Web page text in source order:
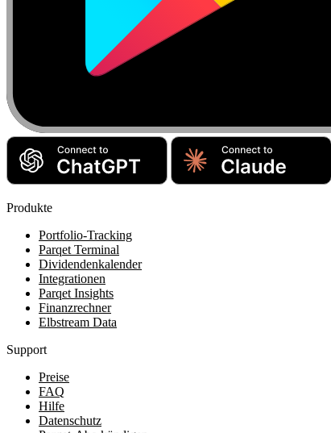
Produkte
Portfolio-Tracking
Parqet Terminal
Dividendenkalender
Integrationen
Parqet Insights
Finanzrechner
Elbstream Data
Support
Preise
FAQ
Hilfe
Datenschutz